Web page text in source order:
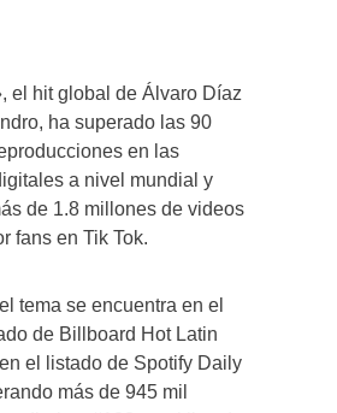
el hit global de Álvaro Díaz
ha superado las 90
en las
a nivel mundial y
de 1.8 millones de videos
fans en Tik Tok.
tema se encuentra en el
de Billboard Hot Latin
el listado de Spotify Daily
más de 945 mil